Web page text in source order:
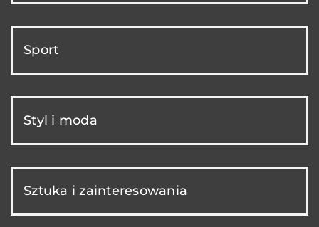
Sport
Styl i moda
Sztuka i zainteresowania